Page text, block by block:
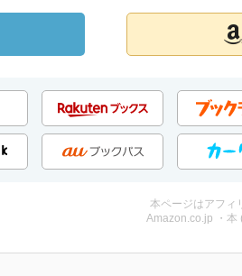
本ページはアフィ
Amazon.co.jp ・本